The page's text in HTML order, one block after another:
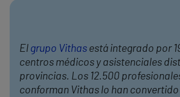
El grupo Vithas está integrado por
centros médicos y asistenciales
provincias. Los 12.500
conforman Vithas lo han convertido